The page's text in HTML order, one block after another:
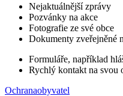
Nejaktuálnější zprávy
Pozvánky na akce
Fotografie ze své obce
Dokumenty zveřejněné
Formuláře, například
Rychlý kontakt na svou
Ochranaobyvatel